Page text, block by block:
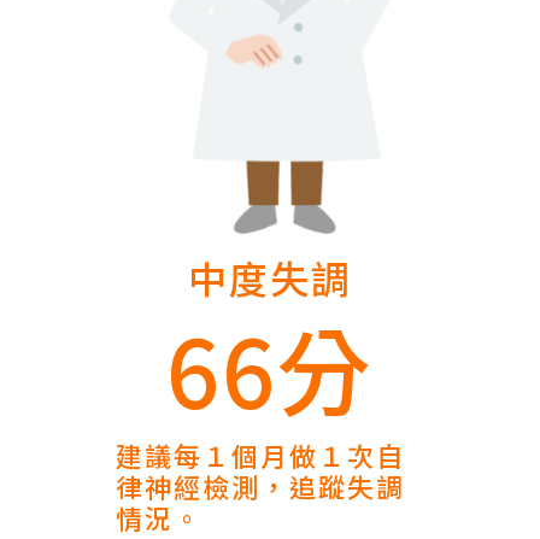
中度失調
66分
建議每１個月做１次自
律神經檢測，追蹤失調
情況。